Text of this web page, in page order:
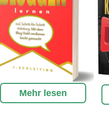
Mehr lesen